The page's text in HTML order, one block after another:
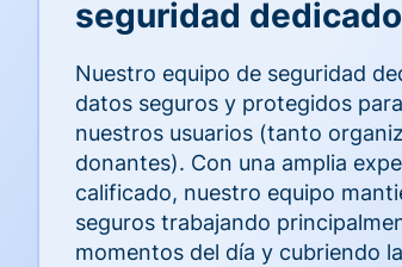
seguridad dedicado
Nuestro equipo de seguridad
datos seguros y protegidos
nuestros usuarios (tanto
donantes). Con una amplia
calificado, nuestro equipo
seguros trabajando
momentos del día y cubriendo